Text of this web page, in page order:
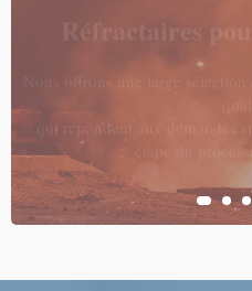
Réfractaires
Nous offrons une large
qui répondent aux demandes
étape du